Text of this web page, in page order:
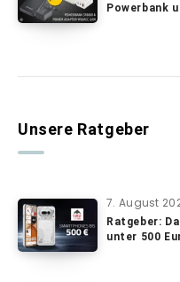
Powerbank
Unsere Ratgeber
7. August
Ratgeber:
unter 500